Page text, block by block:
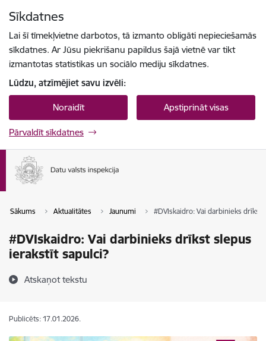
Sīkdatnes
Lai šī tīmekļvietne darbotos, tā izmanto obligāti nepieciešamās
sīkdatnes. Ar Jūsu piekrišanu papildus šajā vietnē var tikt
izmantotas statistikas un sociālo mediju sīkdatnes.
Lūdzu, atzīmējiet savu izvēli:
Noraidīt Apstiprināt visas
Pārvaldīt sīkdatnes
Sākums Aktualitātes Jaunumi #DVIskaidro: Vai darbinieks drīkst
#DVIskaidro: Vai darbinieks drīkst slepus
ierakstīt sapulci?
Atskaņot tekstu
Publicēts: 17.01.2026.